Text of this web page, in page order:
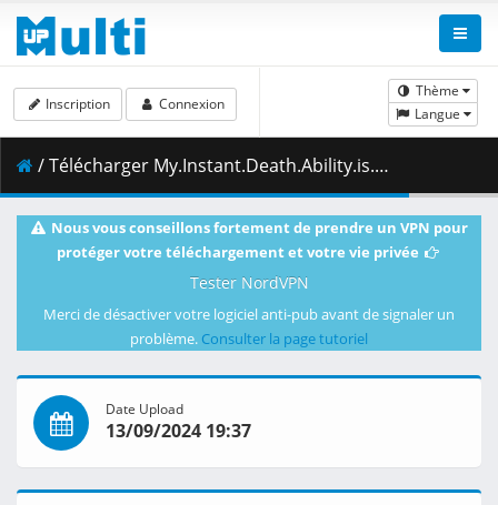
Thème
Langue
Inscription Connexion
/ Télécharger My.Instant.Death.Ability.is.Overpowered.S01E09.Its.Like.a.Class.Full.of.People.Who.Only.Want.to.Save.Themselves.1080p.AMZN.WEB-DL.DDP2.0.H.264.DUAL-VARYG.mkv.001 ( 499.16 MB )
Nous vous conseillons fortement de prendre un VPN pour
protéger votre téléchargement et votre vie privée
Tester NordVPN
Merci de désactiver votre logiciel anti-pub avant de signaler un
problème. Consulter la page tutoriel
Date Upload
13/09/2024 19:37